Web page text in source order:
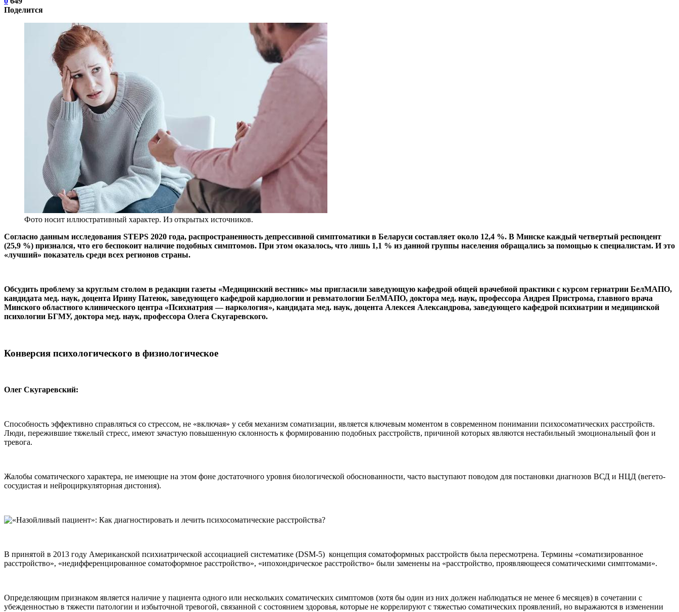
Поделится
Фото носит иллюстративный характер. Из открытых источников.
Согласно данным исследования STEPS 2020 года, распространенность депрессивной симптоматики в Беларуси составляет около 12,4 %. В Минске каждый четвертый респондент
(25,9 %) признался, что его беспокоит наличие подобных симптомов. При этом оказалось, что лишь 1,1 % из данной группы населения обращались за помощью к специалистам. И это
«лучший» показатель среди всех регионов страны.
Обсудить проблему за круглым столом в редакции газеты «Медицинский вестник» мы пригласили заведующую кафедрой общей врачебной практики с курсом гериатрии БелМАПО,
кандидата мед. наук, доцента Ирину Патеюк, заведующего кафедрой кардиологии и ревматологии БелМАПО, доктора мед. наук, профессора Андрея Пристрома, главного врача
Минского областного клинического центра «Психиатрия — наркология», кандидата мед. наук, доцента Алексея Александрова, заведующего кафедрой психиатрии и медицинской
психологии БГМУ, доктора мед. наук, профессора Олега Скугаревского.
Конверсия психологического в физиологическое
Олег Скугаревский:
Способность эффективно справляться со стрессом, не «включая» у себя механизм соматизации, является ключевым моментом в современном понимании психосоматических расстройств.
Люди, пережившие тяжелый стресс, имеют зачастую повышенную склонность к формированию подобных расстройств, причиной которых являются нестабильный эмоциональный фон и
тревога.
Жалобы соматического характера, не имеющие на этом фоне достаточного уровня биологической обоснованности, часто выступают поводом для постановки диагнозов ВСД и НЦД (вегето-
сосудистая и нейроциркуляторная дистония).
В принятой в 2013 году Американской психиатрической ассоциацией систематике (DSM-5) концепция соматоформных расстройств была пересмотрена. Термины «соматизированное
расстройство», «недифференцированное соматоформное расстройство», «ипохондрическое расстройство» были заменены на «расстройство, проявляющееся соматическими симптомами».
Определяющим признаком является наличие у пациента одного или нескольких соматических симптомов (хотя бы один из них должен наблюдаться не менее 6 месяцев) в сочетании с
убежденностью в тяжести патологии и избыточной тревогой, связанной с состоянием здоровья, которые не коррелируют с тяжестью соматических проявлений, но выражаются в изменении